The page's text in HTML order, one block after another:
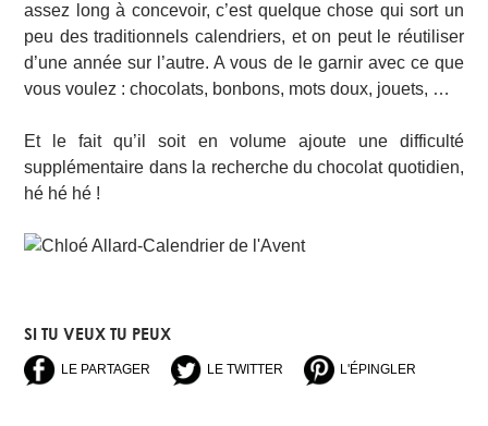
assez long à concevoir, c’est quelque chose qui sort un
peu des traditionnels calendriers, et on peut le réutiliser
d’une année sur l’autre. A vous de le garnir avec ce que
vous voulez : chocolats, bonbons, mots doux, jouets, …
Et le fait qu’il soit en volume ajoute une difficulté
supplémentaire dans la recherche du chocolat quotidien,
hé hé hé !
SI TU VEUX TU PEUX
LE PARTAGER LE TWITTER L'ÉPINGLER